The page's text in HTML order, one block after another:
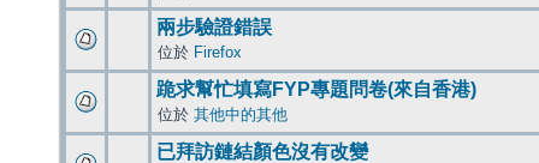
兩步驗證錯誤
位於 Firefox
跪求幫忙填寫FYP專題問卷(來自香港)
位於 其他中的其他
已拜訪鏈結顏色沒有改變